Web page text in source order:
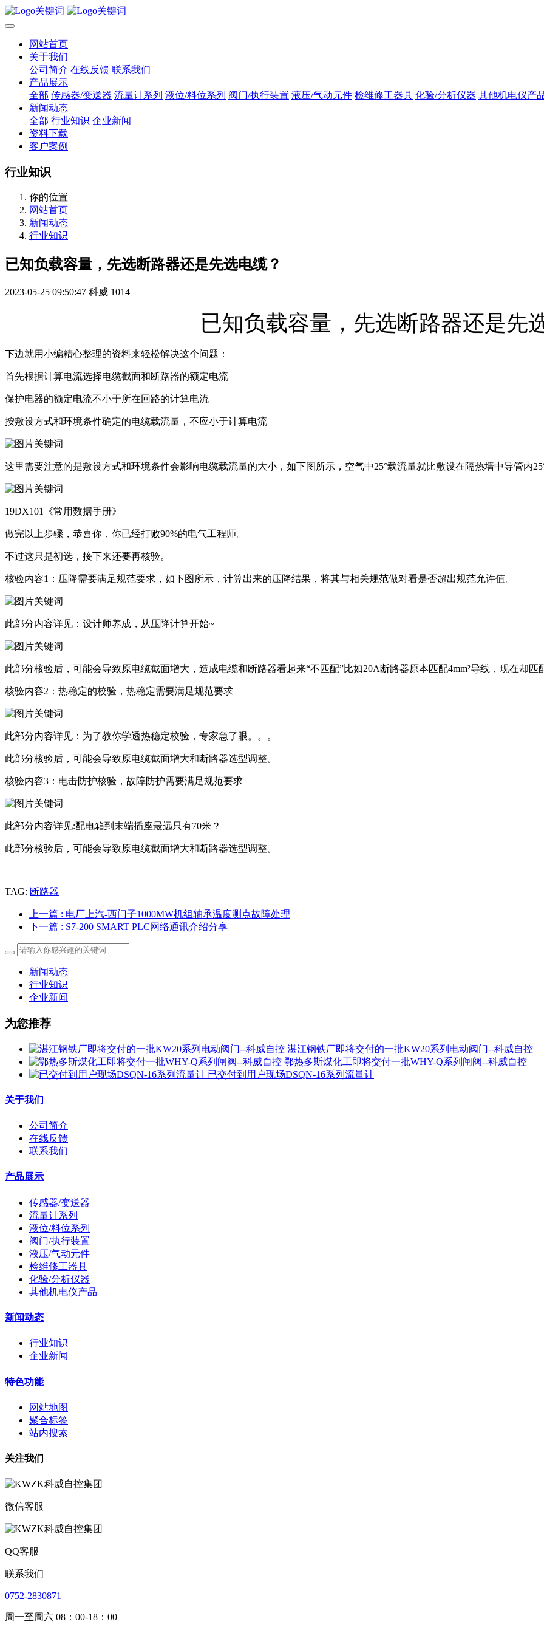
网站首页
关于我们
公司简介 在线反馈 联系我们
产品展示
全部 传感器/变送器 流量计系列 液位/料位系列 阀门/执行装置 液压/气动元件 检维修工器具 化验/分析仪器 其他机电仪产
新闻动态
全部 行业知识 企业新闻
资料下载
客户案例
行业知识
你的位置
网站首页
新闻动态
行业知识
已知负载容量，先选断路器还是先选电缆？
2023-05-25 09:50:47 科威 1014
已知负载容量，先选断路器还是先
下边就用小编精心整理的资料来轻松解决这个问题：
首先根据计算电流选择电缆截面和断路器的额定电流
保护电器的额定电流不小于所在回路的计算电流
按敷设方式和环境条件确定的电缆载流量，不应小于计算电流
这里需要注意的是敷设方式和环境条件会影响电缆载流量的大小，如下图所示，空气中25°载流量就比敷设在隔热墙中导管内
19DX101《常用数据手册》
做完以上步骤，恭喜你，你已经打败90%的电气工程师。
不过这只是初选，接下来还要再核验。
核验内容1：压降需要满足规范要求，如下图所示，计算出来的压降结果，将其与相关规范做对看是否超出规范允许值。
此部分内容详见：设计师养成，从压降计算开始~
此部分核验后，可能会导致原电缆截面增大，造成电缆和断路器看起来“不匹配”比如20A断路器原本匹配4mm²导线，现在却匹配
核验内容2：热稳定的校验，热稳定需要满足规范要求
此部分内容详见：为了教你学透热稳定校验，专家急了眼。。。
此部分核验后，可能会导致原电缆截面增大和断路器选型调整。
核验内容3：电击防护核验，故障防护需要满足规范要求
此部分内容详见:配电箱到末端插座最远只有70米？
此部分核验后，可能会导致原电缆截面增大和断路器选型调整。
TAG: 断路器
上一篇 : 电厂上汽-西门子1000MW机组轴承温度测点故障处理
下一篇 : S7-200 SMART PLC网络通讯介绍分享
新闻动态
行业知识
企业新闻
为您推荐
湛江钢铁厂即将交付的一批KW20系列电动阀门--科威自控
鄂热多斯煤化工即将交付一批WHY-Q系列闸阀--科威自控
已交付到用户现场DSQN-16系列流量计
关于我们
公司简介
在线反馈
联系我们
产品展示
传感器/变送器
流量计系列
液位/料位系列
阀门/执行装置
液压/气动元件
检维修工器具
化验/分析仪器
其他机电仪产品
新闻动态
行业知识
企业新闻
特色功能
网站地图
聚合标签
站内搜索
关注我们
微信客服
QQ客服
联系我们
0752-2830871
周一至周六 08：00-18：00